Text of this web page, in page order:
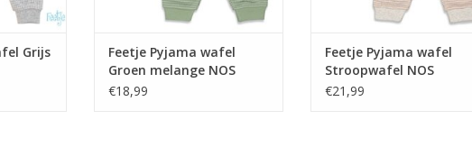
Grijs
Feetje Pyjama wafel
Groen melange NOS
€18,99
Feetje Pyjama wafel
Stroopwafel NOS
€21,99